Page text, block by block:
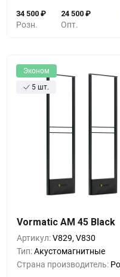
Розн.
34 500 ₽
Опт.
24 500 ₽
Эконом
5 шт.
Vormatic AM 45 Black
Артикул:V829, V830
Тип:Акустомагнитные
Страна производитель:
1+ 0% 40
5+ -14%
10+ -19% 32